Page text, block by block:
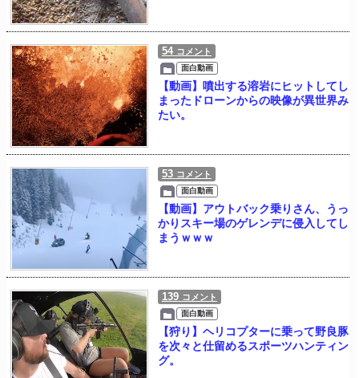
54 コメント
面白動画
【動画】噴出する溶岩にヒットしてし
まったドローンからの映像が異世界み
たい。
53 コメント
面白動画
【動画】アウトバック乗りさん、うっ
かりスキー場のゲレンデに侵入してし
まうｗｗｗ
139 コメント
面白動画
【狩り】ヘリコプターに乗って野良豚
を次々と仕留めるスポーツハンティン
グ。